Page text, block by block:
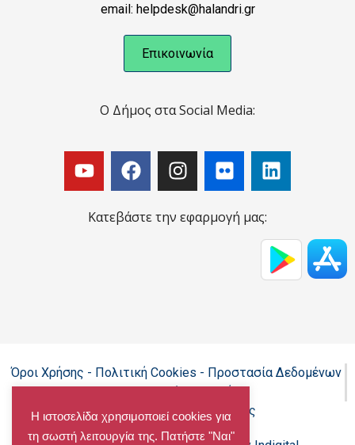
email: helpdesk@halandri.gr
Επικοινωνία
Ο Δήμος στα Social Media:
Κατεβάστε την εφαρμογή μας:
Όροι Χρήσης - Πολιτική Cookies - Προστασία Δεδομένων
Προσωπικού Χαρακτήρα
Δήλωση προσβασιμότητας
Η ιστοσελίδα χρησιμοποιεί cookies για
τη σωστή λειτουργία της. Πατήστε "Ναι"